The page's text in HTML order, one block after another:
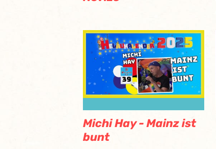
Michi Hay - Mainz ist
bunt